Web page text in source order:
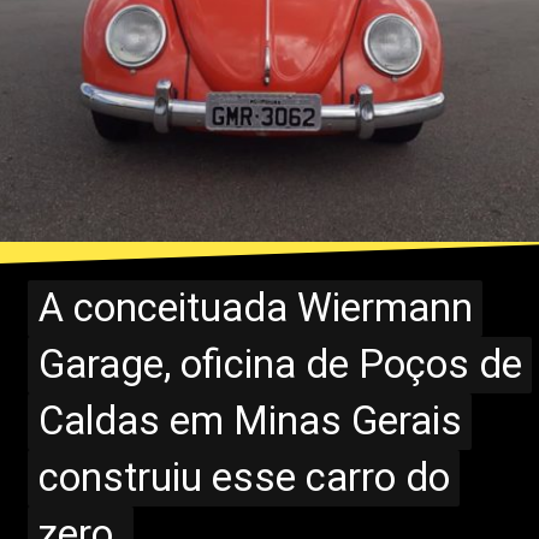
A conceituada Wiermann
Garage, oficina de Poços de
Caldas em Minas Gerais
construiu esse carro do
A conceituada Wiermann
Garage, oficina de Poços de
Caldas em Minas Gerais
construiu esse carro do